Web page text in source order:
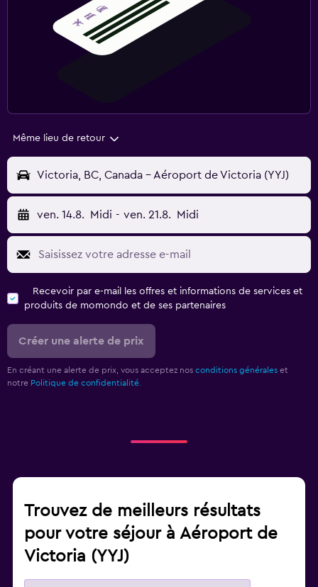
Même lieu de retour
Victoria, BC, Canada - Aéroport de Victoria (YYJ)
ven. 14.8. Midi - ven. 21.8. Midi
Recevoir par e-mail les offres et informations de services et
produits de momondo et de ses partenaires
Créer une alerte de prix
En créant une alerte de prix, vous acceptez nos conditions générales et
notre Politique de confidentialité.
Trouvez de meilleurs résultats
pour votre séjour à Aéroport de
Victoria (YYJ)